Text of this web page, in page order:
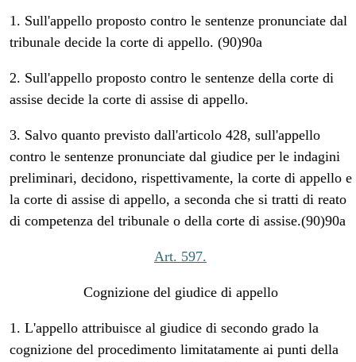
1. Sull'appello proposto contro le sentenze pronunciate dal
tribunale decide la corte di appello. (90)90a
2. Sull'appello proposto contro le sentenze della corte di
assise decide la corte di assise di appello.
3. Salvo quanto previsto dall'articolo 428, sull'appello
contro le sentenze pronunciate dal giudice per le indagini
preliminari, decidono, rispettivamente, la corte di appello e
la corte di assise di appello, a seconda che si tratti di reato
di competenza del tribunale o della corte di assise.(90)90a
Art. 597.
Cognizione del giudice di appello
1. L'appello attribuisce al giudice di secondo grado la
cognizione del procedimento limitatamente ai punti della